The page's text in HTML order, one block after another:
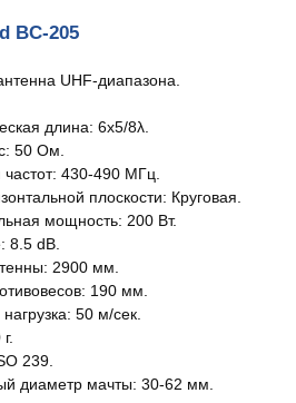
BC-205
UHF-диапазона.
длина: 6x5/8λ.
50 Ом.
частот: 430-490 МГц.
плоскости: Круговая.
мощность: 200 Вт.
8.5 dB.
2900 мм.
190 мм.
50 м/сек.
239.
диаметр мачты: 30-62 мм.